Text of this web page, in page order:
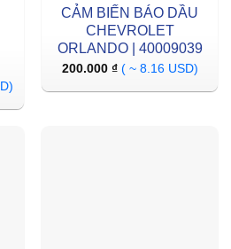
CẢM BIẾN BÁO DẦU
CHEVROLET
ORLANDO | 40009039
200.000 ₫ ( ~ 8.16 USD)